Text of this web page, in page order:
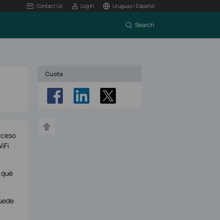
Contact Us Log In Uruguay / Español
Search
Cuota